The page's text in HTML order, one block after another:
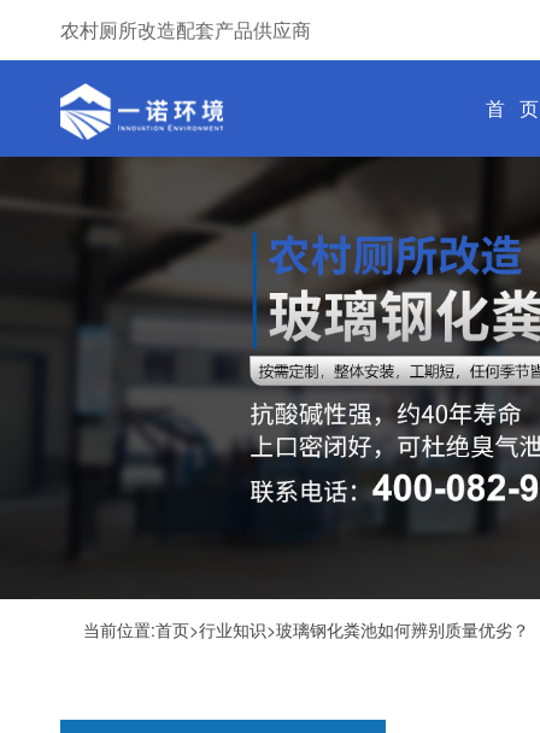
农村厕所改造配套产品供应商
首 页
当前位置:首页>行业知识>玻璃钢化粪池如何辨别质量优劣？